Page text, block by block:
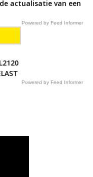
actualisatie van een
Powered by Feed Informer
Powered by Feed Informer